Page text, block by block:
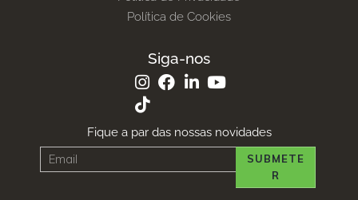
Política de Cookies
Siga-nos
Fique a par das nossas novidades
SUBMETE
R